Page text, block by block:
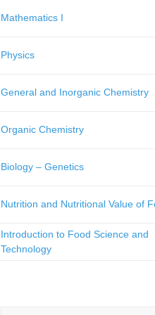
Mathematics I
Physics
General and Inorganic Chemistry
Organic Chemistry
Biology – Genetics
Nutrition and Nutritional Value of
Introduction to Food Science and
Technology